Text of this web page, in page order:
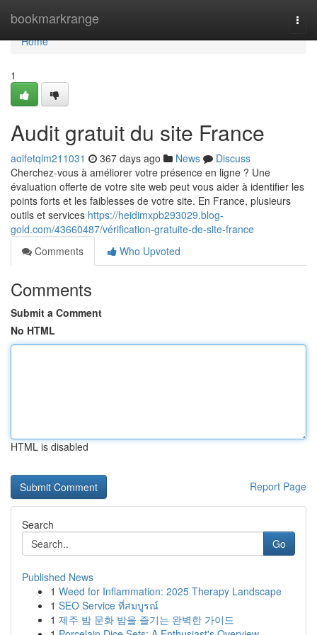
bookmarkrange
Home
Home
1
Audit gratuit du site France
aoifetqlm211031 367 days ago News
Discuss
Cherchez-vous à améliorer votre présence en ligne ? Une
évaluation offerte de votre site web peut vous aider à identifier les
points forts et les faiblesses de votre site. En France, plusieurs
outils et services https://heidimxpb293029.blog-
gold.com/43660487/vérification-gratuite-de-site-france
Comments
Who Upvoted
Comments
Submit a Comment
No HTML
HTML is disabled
Report Page
Search
Go
Published News
1 Weed for Inflammation: 2025 Therapy Landscape
1 SEO Service ที่สมบูรณ์
1 제주 밤 문화 밤을 즐기는 완벽한 가이드